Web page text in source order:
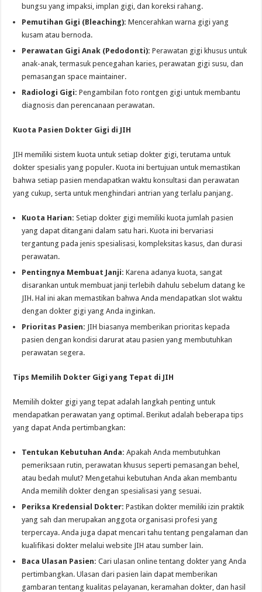
bungsu yang impaksi, implan gigi, dan koreksi rahang.
Pemutihan Gigi (Bleaching): Mencerahkan warna gigi yang
kusam atau bernoda.
Perawatan Gigi Anak (Pedodonti): Perawatan gigi khusus untuk
anak-anak, termasuk pencegahan karies, perawatan gigi susu, dan
pemasangan space maintainer.
Radiologi Gigi: Pengambilan foto rontgen gigi untuk membantu
diagnosis dan perencanaan perawatan.
Kuota Pasien Dokter Gigi di JIH
JIH memiliki sistem kuota untuk setiap dokter gigi, terutama untuk
dokter spesialis yang populer. Kuota ini bertujuan untuk memastikan
bahwa setiap pasien mendapatkan waktu konsultasi dan perawatan
yang cukup, serta untuk menghindari antrian yang terlalu panjang.
Kuota Harian: Setiap dokter gigi memiliki kuota jumlah pasien
yang dapat ditangani dalam satu hari. Kuota ini bervariasi
tergantung pada jenis spesialisasi, kompleksitas kasus, dan durasi
perawatan.
Pentingnya Membuat Janji: Karena adanya kuota, sangat
disarankan untuk membuat janji terlebih dahulu sebelum datang ke
JIH. Hal ini akan memastikan bahwa Anda mendapatkan slot waktu
dengan dokter gigi yang Anda inginkan.
Prioritas Pasien: JIH biasanya memberikan prioritas kepada
pasien dengan kondisi darurat atau pasien yang membutuhkan
perawatan segera.
Tips Memilih Dokter Gigi yang Tepat di JIH
Memilih dokter gigi yang tepat adalah langkah penting untuk
mendapatkan perawatan yang optimal. Berikut adalah beberapa tips
yang dapat Anda pertimbangkan:
Tentukan Kebutuhan Anda: Apakah Anda membutuhkan
pemeriksaan rutin, perawatan khusus seperti pemasangan behel,
atau bedah mulut? Mengetahui kebutuhan Anda akan membantu
Anda memilih dokter dengan spesialisasi yang sesuai.
Periksa Kredensial Dokter: Pastikan dokter memiliki izin praktik
yang sah dan merupakan anggota organisasi profesi yang
terpercaya. Anda juga dapat mencari tahu tentang pengalaman dan
kualifikasi dokter melalui website JIH atau sumber lain.
Baca Ulasan Pasien: Cari ulasan online tentang dokter yang Anda
pertimbangkan. Ulasan dari pasien lain dapat memberikan
gambaran tentang kualitas pelayanan, keramahan dokter, dan hasil